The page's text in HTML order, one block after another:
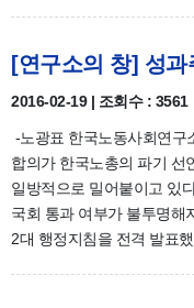
[연구소의 창] 성과
2016-02-19 | 조회수 : 3561
-노광표 한국노동사회연구
합의가 한국노총의 파기 선
일방적으로 밀어붙이고 있
국회 통과 여부가 불투명해
2대 행정지침을 전격 발표